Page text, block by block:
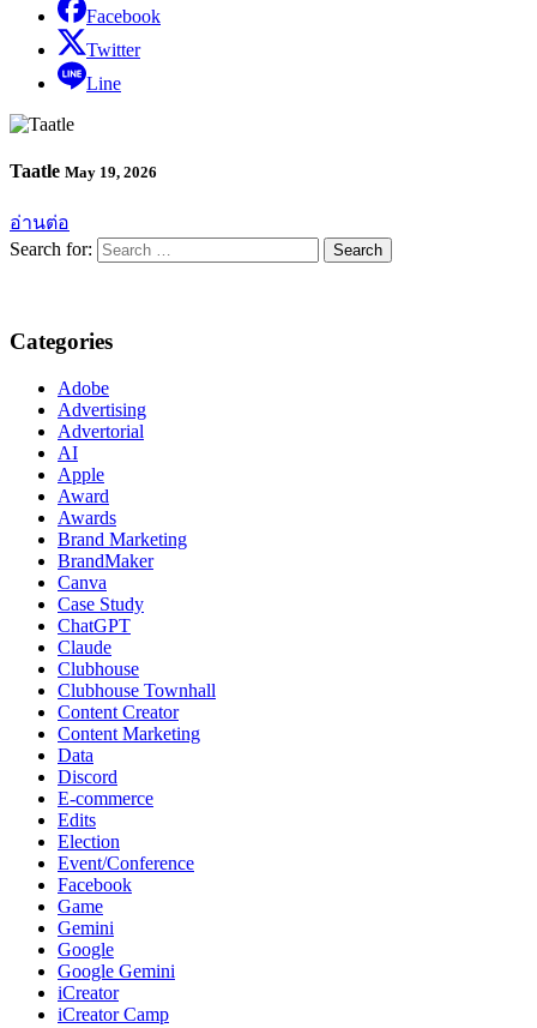
Facebook
Twitter
Line
Taatle May 19, 2026
อ่านต่อ
Search for:
Categories
Adobe
Advertising
Advertorial
AI
Apple
Award
Awards
Brand Marketing
BrandMaker
Canva
Case Study
ChatGPT
Claude
Clubhouse
Clubhouse Townhall
Content Creator
Content Marketing
Data
Discord
E-commerce
Edits
Election
Event/Conference
Facebook
Game
Gemini
Google
Google Gemini
iCreator
iCreator Camp